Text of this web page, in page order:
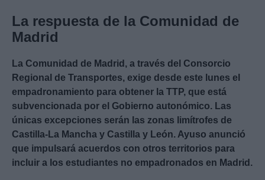
La respuesta de la Comunidad de
Madrid
La Comunidad de Madrid, a través del Consorcio
Regional de Transportes, exige desde este lunes el
empadronamiento para obtener la TTP, que está
subvencionada por el Gobierno autonómico. Las
únicas excepciones serán las zonas limítrofes de
Castilla-La Mancha y Castilla y León. Ayuso anunció
que impulsará acuerdos con otros territorios para
incluir a los estudiantes no empadronados en Madrid.